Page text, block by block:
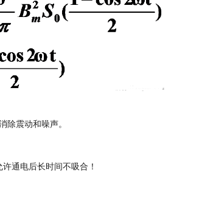
除震动和噪声。
通电后长时间不吸合！